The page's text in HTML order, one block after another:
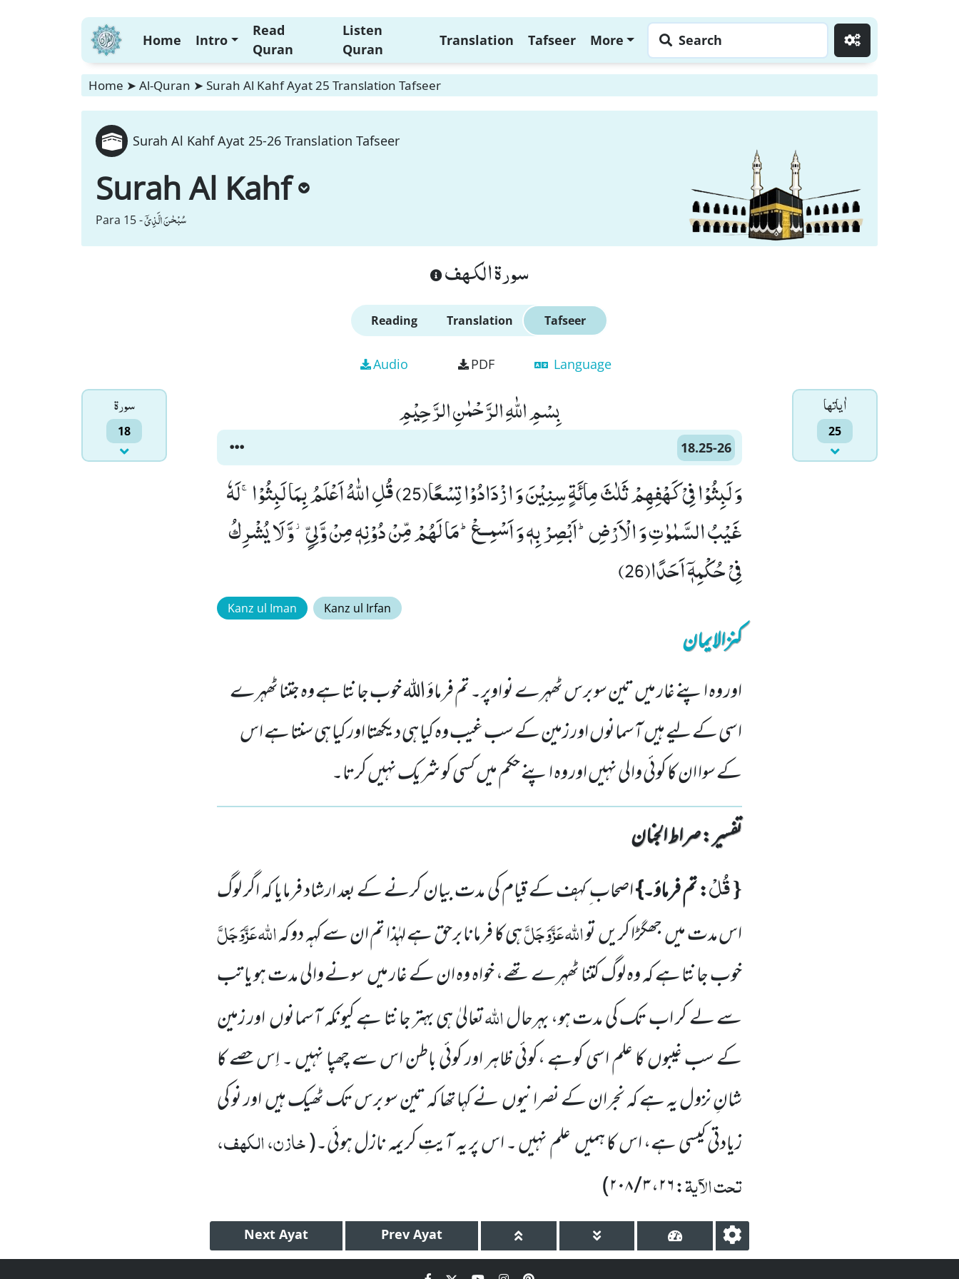
Home Intro
Read
Quran
Listen
Quran
Translation Tafseer More Search
Home ➤ Al-Quran ➤ Surah Al Kahf Ayat 25 Translation Tafseer
Surah Al Kahf Ayat 25-26 Translation Tafseer
Surah Al Kahf
Para 15 -سُبْحٰنَ الَّذِیْۤ
سورة الكهف
Reading Translation Tafseer
Audio PDF Language
سورۃ
18
اٰياتها
25
بِسْمِ اللّٰهِ الرَّحْمٰنِ الرَّحِیْمِ
18.25-26
وَ لَبِثُوْا فِیْ كَهْفِهِمْ ثَلٰثَ مِائَةٍ سِنِیْنَ وَ ازْدَادُوْا تِسْعًا(25) قُلِ اللّٰهُ اَعْلَمُ بِمَا لَبِثُوْاۚ-لَهٗ
غَیْبُ السَّمٰوٰتِ وَ الْاَرْضِؕ-اَبْصِرْ بِهٖ وَ اَسْمِــعْؕ-مَا لَهُمْ مِّنْ دُوْنِهٖ مِنْ وَّلِیٍّ٘-وَّ لَا یُشْرِكُ
فِیْ حُكْمِهٖۤ اَحَدًا(26)
Kanz ul Iman Kanz ul Irfan
کنزالایمان
اور وہ اپنے غار میں تین سو برس ٹھہرے نو اوپر۔ تم فرماؤ اللہ خوب جانتا ہے وہ جتنا ٹھہرے
اسی کے لیے ہیں آسمانوں اور زمین کے سب غیب وہ کیا ہی دیکھتا اور کیا ہی سنتا ہے اس
کے سوا ان کا کوئی والی نہیں اور وہ اپنے حکم میں کسی کو شریک نہیں کرتا۔
تفسیر : ‎صراط الجنان
{قُلْ: تم فرماؤ۔}اصحاب ِ کہف کے قیام کی مدت بیان کرنے کے بعد ارشاد فرمایا کہ اگر لوگ
اس مدت میںجھگڑا کریںتواللّٰہعَزَّوَجَلَّہی کا فرمانا برحق ہے لہٰذا تم ان سے کہہ دو کہاللّٰہعَزَّوَجَلَّ
خوب جانتا ہے کہ وہ لوگ کتنا ٹھہرے تھے، خواہ وہ انکے غار میںسونے والی مدت ہو یا تب
سے لے کر اب تک کی مدت ہو، بہرحالاللّٰہتعالیٰ ہی بہتر جانتا ہے کیونکہ آسمانوںاور زمین
کے سب غیبوں کا علم اسی کوہے ،کوئی ظاہر اور کوئی باطن اس سے چھپا نہیں ۔ اِس حصے کا
شانِ نزول یہ ہے کہ نجران کے نصرانیوںنے کہا تھا کہ تین سو برس تک ٹھیک ہیںاور نو کی
زیادتی کیسی ہے، اس کا ہمیںعلم نہیں ۔ اس پر یہ آیتِ کریمہ نازل ہوئی۔(خازن، الکھف،
تحت الآیۃ: ۲۶، ۳ / ۲۰۸ )
Next Ayat Prev Ayat